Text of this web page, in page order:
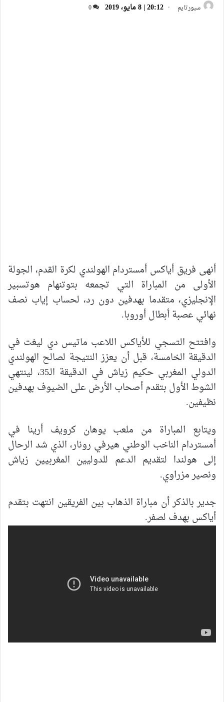
سبورتايم 20:12 | 8 مايو، 2019 0
أنهى فريق أياكس أمستردام الهولندي لكرة القدم، الجولة
الأولى من المباراة التي تجمعه بتوتنهام هوتسبير
الإنجليزي، متقدما بهدفين دون رد، لحساب إياب نصف
نهائي عصبة أبطال أوروبا.
وافتتح التسجي للأياكس اللاعب ماتيس دي ليغت في
الدقيقة الخامسة، قبل أن يعزز النتيجة لصالح الهولندي
الدولي المغربي حكيم زياش في الدقيقة الـ35، لينتهي
الشوط الأول بتقدم أصحاب الأرض على الضيوف بهدفين
نظيفين.
ويتابع المباراة من ملعب يوهان كرويف أرينا في
أمستردام الناخب الوطني هيرفي رونار، الذي شد الرحال
إلى هولندا لتقديم الدعم للدوليين المغربيين زياش
ونصير مزراوي.
جدير بالذكر أن مباراة الذهاب بين الفريقين انتهت بتقدم
أياكس بهدف لصفر.